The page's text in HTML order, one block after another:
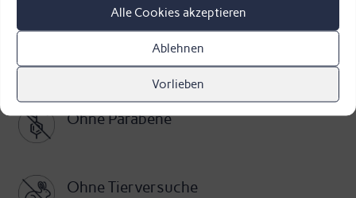
Alle Cookies akzeptieren
Ablehnen
Vorlieben
Feuer
-
Phyto5
Menge
Alle Phyto5 Produkte sind...
Ohne Parabene
Ohne Tierversuche